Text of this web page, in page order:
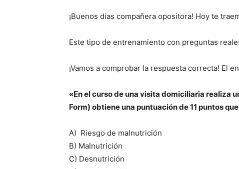
¡Buenos días compañera opositora! Hoy te
Este tipo de entrenamiento con preguntas
¡Vamos a comprobar la respuesta correcta! El
«En el curso de una visita domiciliaria realiza
Form) obtiene una puntuación de 11 puntos
A) Riesgo de malnutrición
B) Malnutrición
C) Desnutrición